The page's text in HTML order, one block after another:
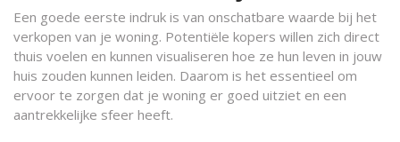
Een goede eerste indruk is van onschatbare waarde bij het
verkopen van je woning. Potentiële kopers willen zich direct
thuis voelen en kunnen visualiseren hoe ze hun leven in jouw
huis zouden kunnen leiden. Daarom is het essentieel om
ervoor te zorgen dat je woning er goed uitziet en een
aantrekkelijke sfeer heeft.